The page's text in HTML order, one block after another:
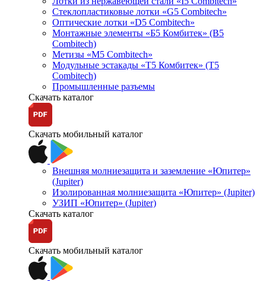
Стеклопластиковые лотки «G5 Combitech»
Оптические лотки «D5 Combitech»
Монтажные элементы «Б5 Комбитек» (B5
Combitech)
Метизы «M5 Combitech»
Модульные эстакады «Т5 Комбитек» (T5
Combitech)
Промышленные разъемы
Скачать каталог
Скачать мобильный каталог
Внешняя молниезащита и заземление «Юпитер»
(Jupiter)
Изолированная молниезащита «Юпитер» (Jupiter)
УЗИП «Юпитер» (Jupiter)
Скачать каталог
Скачать мобильный каталог